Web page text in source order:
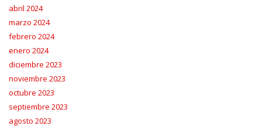
abril 2024
marzo 2024
febrero 2024
enero 2024
diciembre 2023
noviembre 2023
octubre 2023
septiembre 2023
agosto 2023